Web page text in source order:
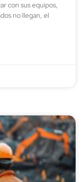
con sus equipos,
no llegan, el